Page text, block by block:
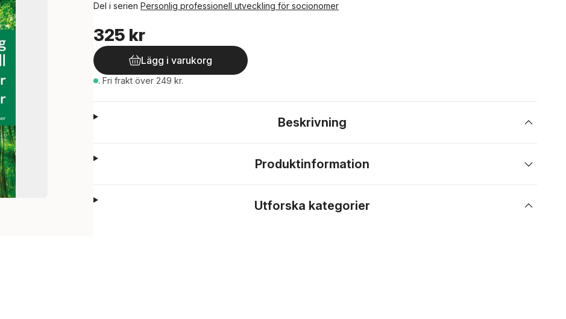
Del i serien Personlig professionell utveckling för socionomer
325 kr
Lägg i varukorg
. Fri frakt över 249 kr.
Beskrivning
Produktinformation
Utforska kategorier